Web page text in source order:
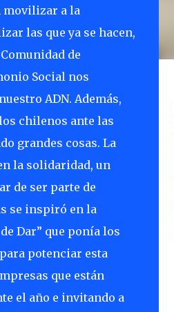
movilizar a la
las que ya se hacen,
de
Social nos
ADN. Además,
chilenos ante las
grandes cosas. La
la solidaridad, un
de ser parte de
se inspiró en la
Dar” que ponía los
potenciar esta
que están
el año e invitando a